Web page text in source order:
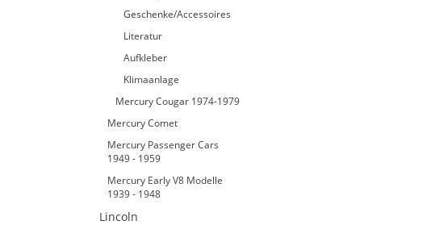
Geschenke/Accessoires
Literatur
Aufkleber
Klimaanlage
Mercury Cougar 1974-1979
Mercury Comet
Mercury Passenger Cars
1949 - 1959
Mercury Early V8 Modelle
1939 - 1948
Lincoln